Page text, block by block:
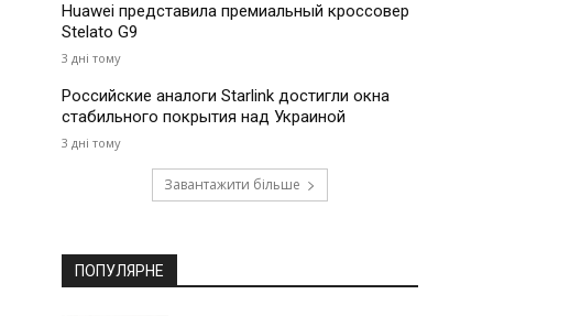
Huawei представила премиальный кроссовер
Stelato G9
3 дні тому
Российские аналоги Starlink достигли окна
стабильного покрытия над Украиной
3 дні тому
Завантажити більше
ПОПУЛЯРНЕ